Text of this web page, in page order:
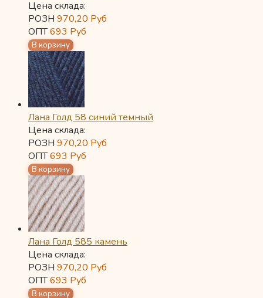
Цена склада:
РОЗН 970,20 Руб
ОПТ693 Руб
Лана Голд 58 синий темный
Цена склада:
РОЗН 970,20 Руб
ОПТ693 Руб
Лана Голд 585 камень
Цена склада:
РОЗН 970,20 Руб
ОПТ693 Руб